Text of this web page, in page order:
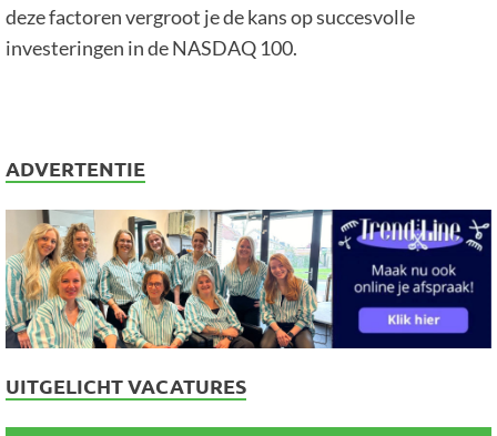
deze factoren vergroot je de kans op succesvolle
investeringen in de NASDAQ 100.
ADVERTENTIE
UITGELICHT VACATURES